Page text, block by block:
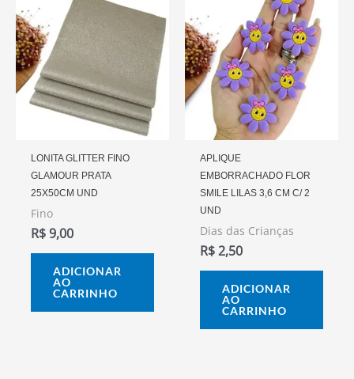
LONITA GLITTER FINO
GLAMOUR PRATA
25X50CM UND
Fino
R$9,00
ADICIONAR
AO
CARRINHO
APLIQUE
EMBORRACHADO FLOR
SMILE LILAS 3,6 CM C/ 2
UND
Dias das Crianças
R$2,50
ADICIONAR
AO
CARRINHO